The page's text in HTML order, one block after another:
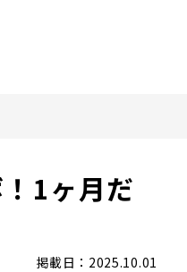
1ヶ月だ
掲載日：2025.10.01